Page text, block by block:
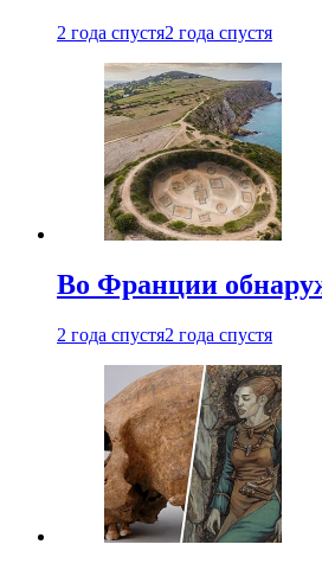
2 года спустя2 года спустя
Во Франции
2 года спустя2 года спустя